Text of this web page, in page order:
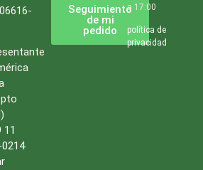
11
Seguimiento
de mi
pedido
a 17:00
política de
privacidad